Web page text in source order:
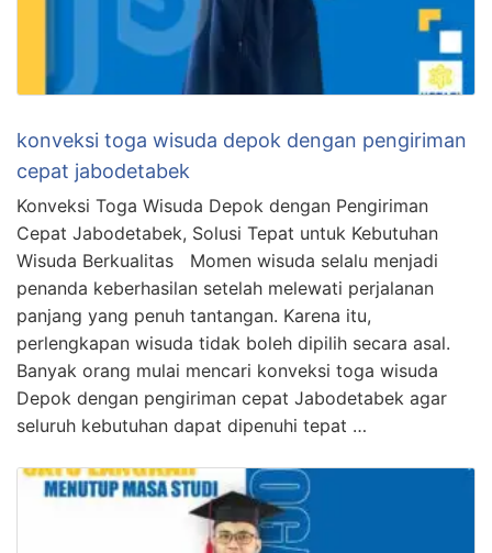
konveksi toga wisuda depok dengan pengiriman
cepat jabodetabek
Konveksi Toga Wisuda Depok dengan Pengiriman
Cepat Jabodetabek, Solusi Tepat untuk Kebutuhan
Wisuda Berkualitas Momen wisuda selalu menjadi
penanda keberhasilan setelah melewati perjalanan
panjang yang penuh tantangan. Karena itu,
perlengkapan wisuda tidak boleh dipilih secara asal.
Banyak orang mulai mencari konveksi toga wisuda
Depok dengan pengiriman cepat Jabodetabek agar
seluruh kebutuhan dapat dipenuhi tepat …